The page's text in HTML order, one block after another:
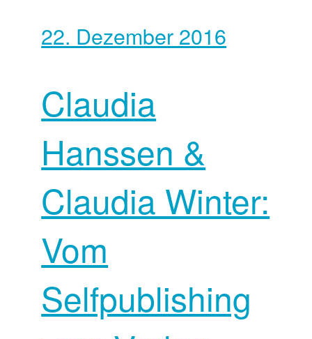
22. Dezember 2016
Claudia
Hanssen &
Claudia Winter:
Vom
Selfpublishing